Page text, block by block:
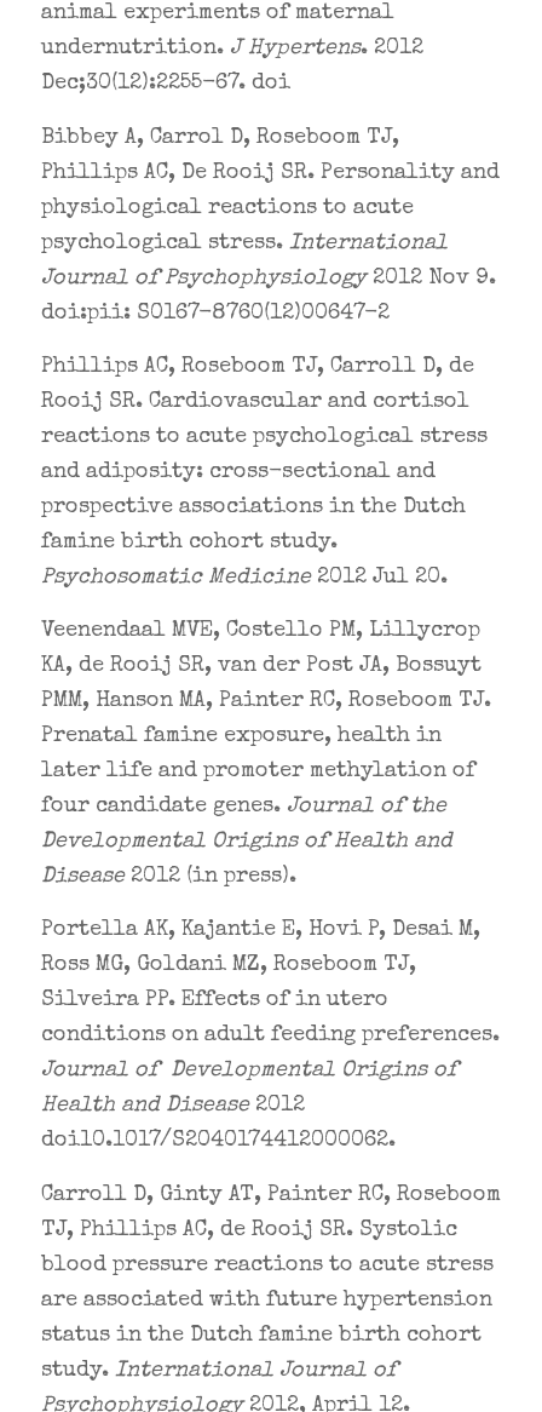
animal experiments of maternal
undernutrition. J Hypertens. 2012
Dec;30(12):2255-67. doi
Bibbey A, Carrol D, Roseboom TJ,
Phillips AC, De Rooij SR. Personality and
physiological reactions to acute
psychological stress. International
Journal of Psychophysiology 2012 Nov 9.
doi:pii: S0167-8760(12)00647-2
Phillips AC, Roseboom TJ, Carroll D, de
Rooij SR. Cardiovascular and cortisol
reactions to acute psychological stress
and adiposity: cross-sectional and
prospective associations in the Dutch
famine birth cohort study.
Psychosomatic Medicine 2012 Jul 20.
Veenendaal MVE, Costello PM, Lillycrop
KA, de Rooij SR, van der Post JA, Bossuyt
PMM, Hanson MA, Painter RC, Roseboom TJ.
Prenatal famine exposure, health in
later life and promoter methylation of
four candidate genes. Journal of the
Developmental Origins of Health and
Disease 2012 (in press).
Portella AK, Kajantie E, Hovi P, Desai M,
Ross MG, Goldani MZ, Roseboom TJ,
Silveira PP. Effects of in utero
conditions on adult feeding preferences.
Journal of Developmental Origins of
Health and Disease2012
doi10.1017/S2040174412000062.
Carroll D, Ginty AT, Painter RC, Roseboom
TJ, Phillips AC, de Rooij SR. Systolic
blood pressure reactions to acute stress
are associated with future hypertension
status in the Dutch famine birth cohort
study. International Journal of
Psychophysiology2012, April 12.